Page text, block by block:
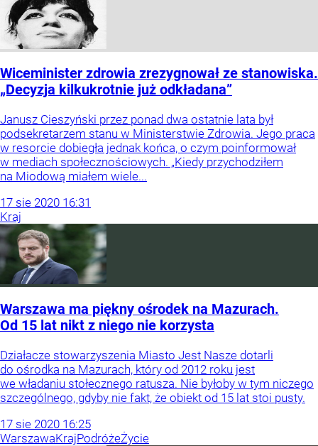
Wiceminister zdrowia zrezygnował ze stanowiska.
„Decyzja kilkukrotnie już odkładana”
Janusz Cieszyński przez ponad dwa ostatnie lata był
podsekretarzem stanu w Ministerstwie Zdrowia. Jego praca
w resorcie dobiegła jednak końca, o czym poinformował
w mediach społecznościowych. „Kiedy przychodziłem
na Miodową miałem wiele...
17 sie 2020 16:31
Kraj
Warszawa ma piękny ośrodek na Mazurach.
Od 15 lat nikt z niego nie korzysta
Działacze stowarzyszenia Miasto Jest Nasze dotarli
do ośrodka na Mazurach, który od 2012 roku jest
we władaniu stołecznego ratusza. Nie byłoby w tym niczego
szczególnego, gdyby nie fakt, że obiekt od 15 lat stoi pusty.
17 sie 2020 16:25
WarszawaKrajPodróżeŻycie